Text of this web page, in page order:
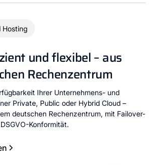
Hosting
und flexibel – aus
Rechenzentrum
Ihrer Unternehmens- und
Private, Public oder Hybrid Cloud –
deutschen Rechenzentrum, mit Failover-
Konformität.